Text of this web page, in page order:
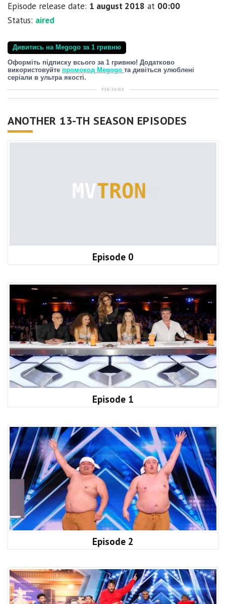
Episode release date: 1 august 2018 at 00:00
Status: aired
Дивитись на Megogo за 1 гривню
Оформіть підписку всього за 1 гривню! Додатково
використовуйте промокод Megogo та дивіться улюблені
серіали в ультра якості.
РЕКЛАМА
ANOTHER 13-TH SEASON EPISODES
Episode 0
Episode 1
Episode 2